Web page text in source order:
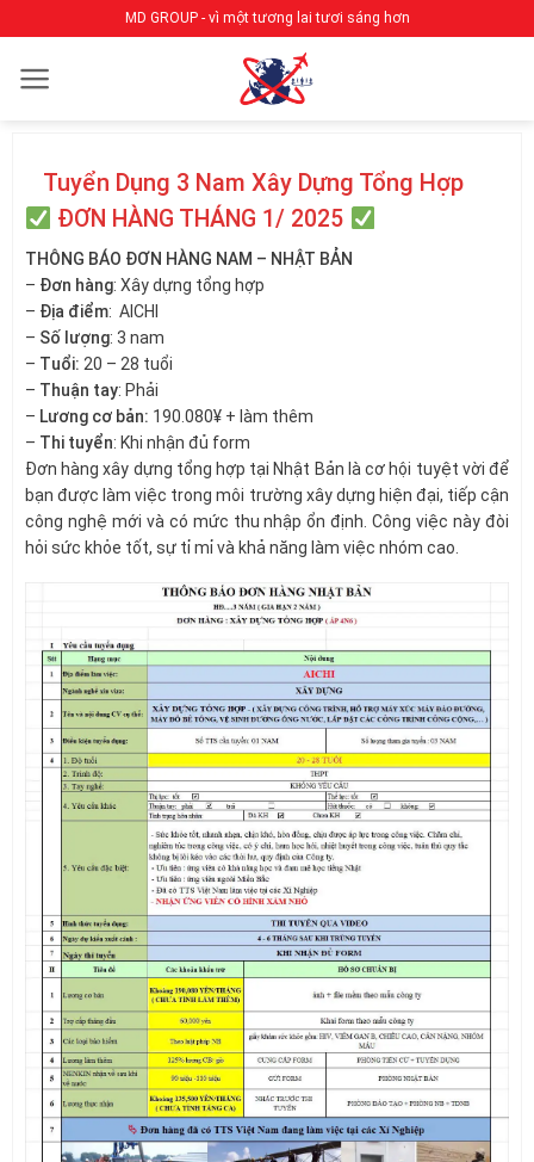
qua
nội
MD GROUP - vì một tương lai tươi sáng hơn
Tuyển Dụng 3 Nam Xây Dựng Tổng Hợp
ĐƠN HÀNG THÁNG 1/ 2025
THÔNG BÁO ĐƠN HÀNG NAM – NHẬT BẢN
– Đơn hàng: Xây dựng tổng hợp
– Địa điểm: AICHI
– Số lượng: 3 nam
– Tuổi: 20 – 28 tuổi
– Thuận tay: Phải
– Lương cơ bản: 190.080¥ + làm thêm
– Thi tuyển: Khi nhận đủ form
Đơn hàng xây dựng tổng hợp tại Nhật Bản là cơ hội tuyệt vời để
bạn được làm việc trong môi trường xây dựng hiện đại, tiếp cận
công nghệ mới và có mức thu nhập ổn định. Công việc này đòi
hỏi sức khỏe tốt, sự tỉ mỉ và khả năng làm việc nhóm cao.